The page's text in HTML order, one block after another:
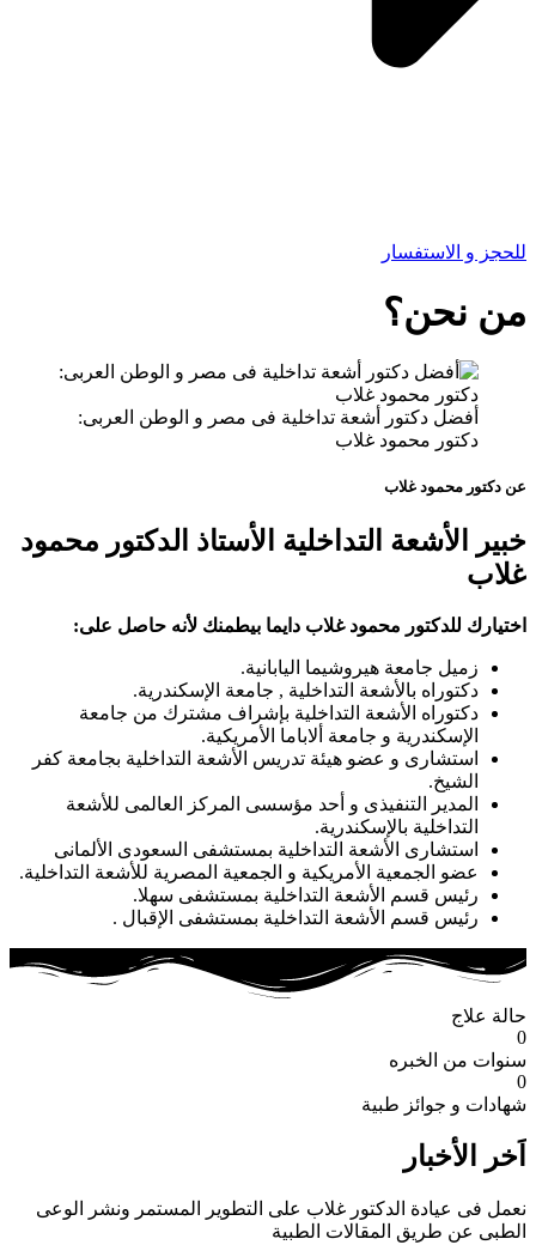
للحجز و الاستفسار
من نحن؟
أفضل دكتور أشعة تداخلية فى مصر و الوطن العربى:
دكتور محمود غلاب
عن دكتور محمود غلاب
خبير الأشعة التداخلية الأستاذ الدكتور محمود
غلاب
اختيارك للدكتور محمود غلاب دايما بيطمنك لأنه حاصل على:
زميل جامعة هيروشيما اليابانية.
دكتوراه بالأشعة التداخلية , جامعة الإسكندرية.
دكتوراه الأشعة التداخلية بإشراف مشترك من جامعة
الإسكندرية و جامعة ألاباما الأمريكية.
استشارى و عضو هيئة تدريس الأشعة التداخلية بجامعة كفر
الشيخ.
المدير التنفيذى و أحد مؤسسى المركز العالمى للأشعة
التداخلية بالإسكندرية.
استشارى الأشعة التداخلية بمستشفى السعودى الألمانى
عضو الجمعية الأمريكية و الجمعية المصرية للأشعة التداخلية.
رئيس قسم الأشعة التداخلية بمستشفى سهلا.
رئيس قسم الأشعة التداخلية بمستشفى الإقبال .
حالة علاج
0
سنوات من الخبره
0
شهادات و جوائز طبية
اَخر الأخبار
نعمل فى عيادة الدكتور غلاب على التطوير المستمر ونشر الوعى
الطبى عن طريق المقالات الطبية